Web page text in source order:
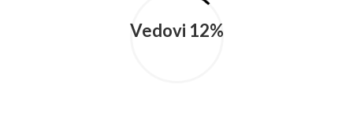
Vedovi 12%